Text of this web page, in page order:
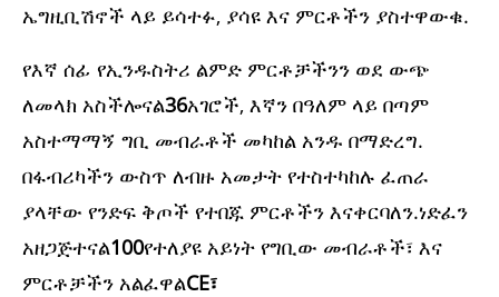
ኤግዚቢሽኖች ላይ ይሳተፉ, ያሳዩ እና ምርቶችን ያስተዋውቁ.
የእኛ ሰፊ የኢንዱስትሪ ልምድ ምርቶቻችንን ወደ ውጭ
ለመላክ አስችሎናል36አገሮች, እኛን በዓለም ላይ በጣም
አስተማማኝ ግቢ መብራቶች መካከል አንዱ በማድረግ.
በፋብሪካችን ውስጥ ለብዙ አመታት የተስተካከሉ ፈጠራ
ያላቸው የንድፍ ቅጦች የተበጁ ምርቶችን እናቀርባለን.ነድፈን
አዘጋጅተናል100የተለያዩ አይነት የግቢው መብራቶች፣ እና
ምርቶቻችን አልፈዋልCE፣